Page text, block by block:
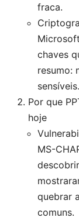
fraca.
chaves
resumo:
sensíveis.
Por que
hoje
MS-
quebrar
comuns.